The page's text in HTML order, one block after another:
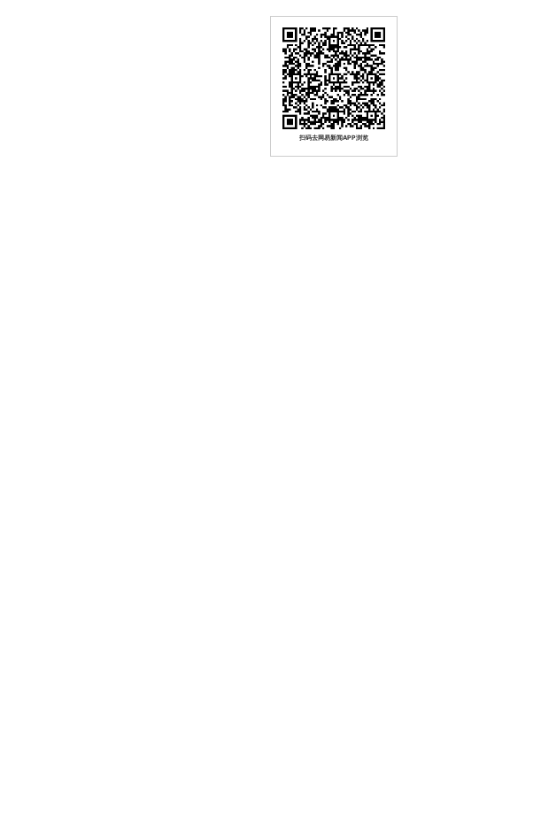
扫码去网易新闻APP浏览